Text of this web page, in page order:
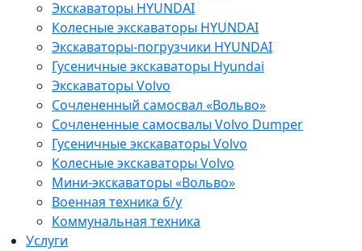
Экскаваторы HYUNDAI
Колесные экскаваторы HYUNDAI
Экскаваторы-погрузчики HYUNDAI
Гусеничные экскаваторы Hyundai
Экскаваторы Volvo
Сочлененный самосвал «Вольво»
Сочлененные самосвалы Volvo Dumper
Гусеничные экскаваторы Volvo
Колесные экскаваторы Volvo
Мини-экскаваторы «Вольво»
Военная техника б/у
Коммунальная техника
Услуги